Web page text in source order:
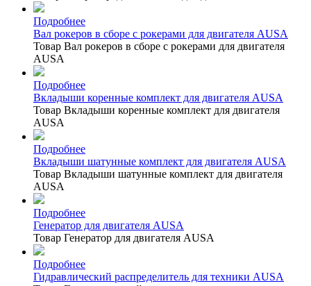
Подробнее
Вал рокеров в сборе с рокерами для двигателя AUSA
Товар Вал рокеров в сборе с рокерами для двигателя
AUSA
Подробнее
Вкладыши коренные комплект для двигателя AUSA
Товар Вкладыши коренные комплект для двигателя
AUSA
Подробнее
Вкладыши шатунные комплект для двигателя AUSA
Товар Вкладыши шатунные комплект для двигателя
AUSA
Подробнее
Генератор для двигателя AUSA
Товар Генератор для двигателя AUSA
Подробнее
Гидравлический распределитель для техники AUSA